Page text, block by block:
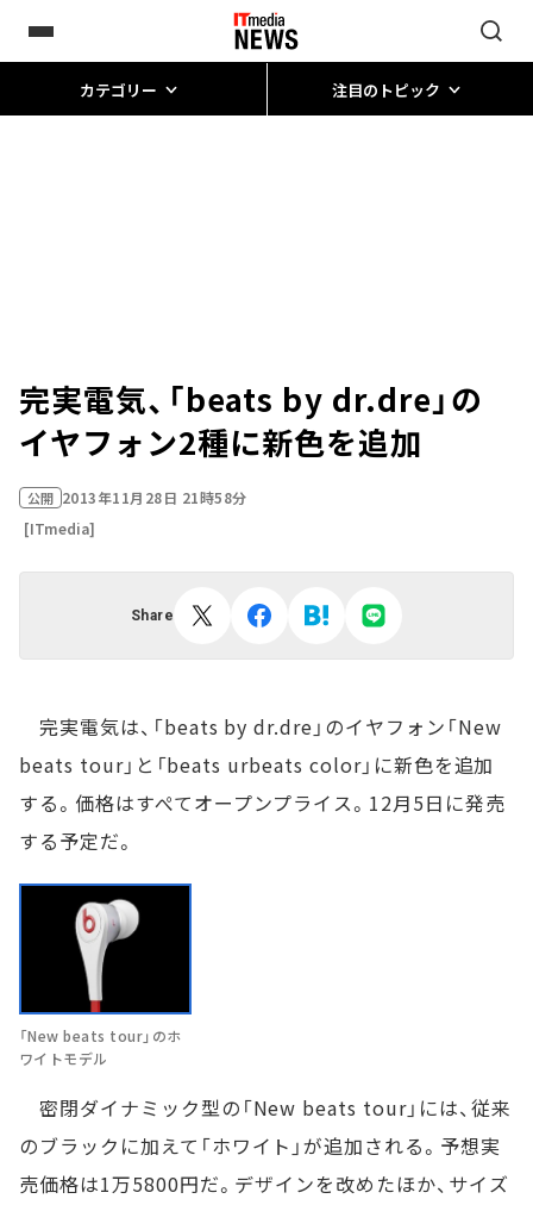
カテゴリー 注目のトピック
完実電気、「beats by dr.dre」の
イヤフォン2種に新色を追加
公開 2013年11月28日 21時58分
[ITmedia]
Share
完実電気は、「beats by dr.dre」のイヤフォン「New
beats tour」と「beats urbeats color」に新色を追加
する。価格はすぺてオープンプライス。12月5日に発売
する予定だ。
「New beats tour」のホ
ワイトモデル
密閉ダイナミック型の「New beats tour」には、従来
のブラックに加えて「ホワイト」が追加される。予想実
売価格は1万5800円だ。デザインを改めたほか、サイズ